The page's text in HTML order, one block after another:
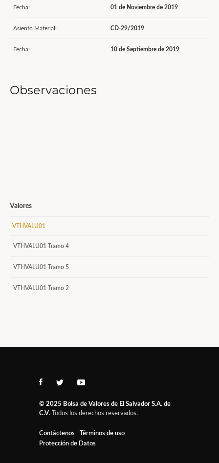
Fecha: 01 de Noviembre de 2019
Asiento Material: CD-29/2019
Fecha: 10 de Septiembre de 2019
Observaciones
Valores
VTHVALU01
VTHVALU01 Tramo 4
VTHVALU01 Tramo 5
VTHVALU01 Tramo 2
© 2025 Bolsa de Valores de El Salvador S.A. de
C.V. Todos los derechos reservados.
Contáctenos
Términos de uso
Protección de Datos